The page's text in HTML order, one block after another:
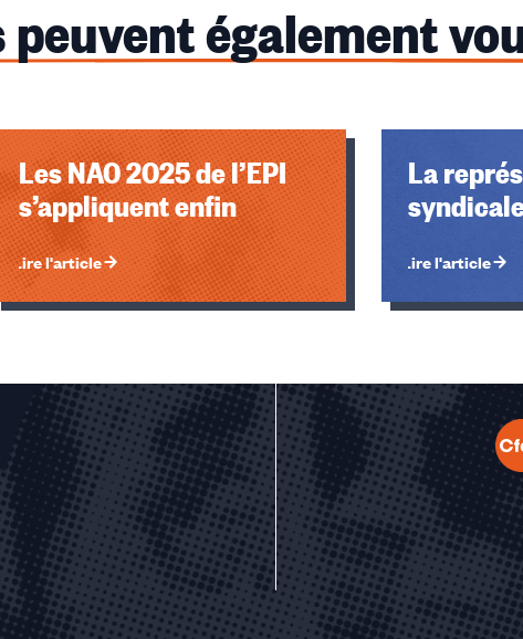
des cookies
peuvent également
Les NAO 2025 de l’EPI
s’appliquent enfin
Lire l'article
La
Lire l'article